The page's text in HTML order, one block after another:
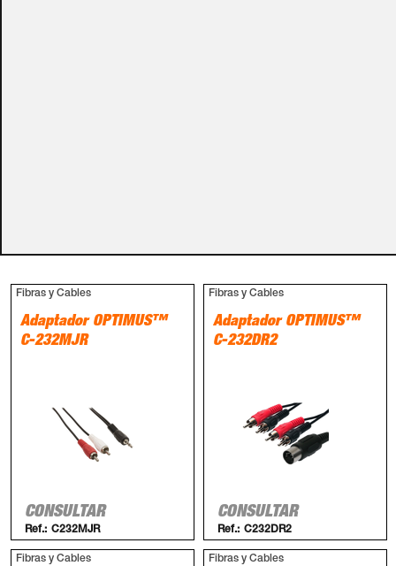
Fibras y Cables
Adaptador OPTIMUS™
C-232MJR
CONSULTAR
Ref.: C232MJR
Fibras y Cables
Adaptador OPTIMUS™
C-232DR2
CONSULTAR
Ref.: C232DR2
Fibras y Cables Fibras y Cables